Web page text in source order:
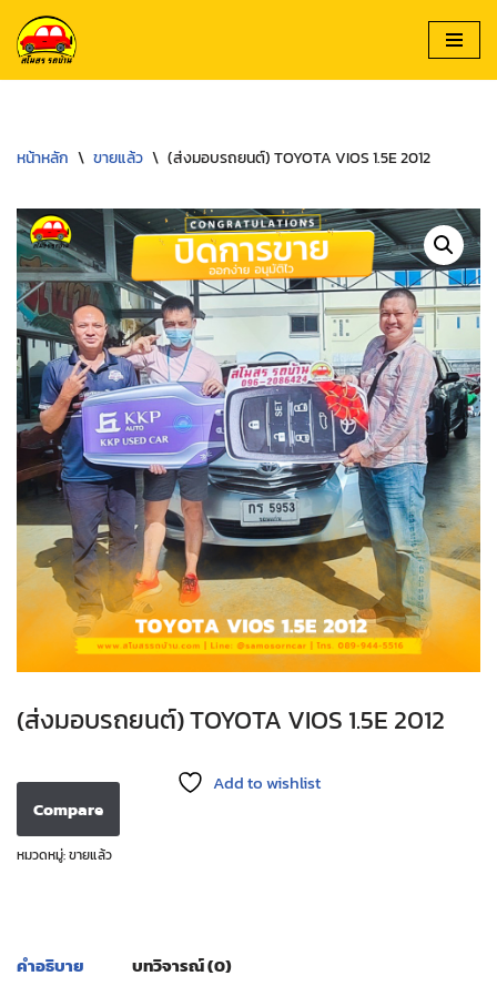
Skip
to
หน้าหลัก \ ขายแล้ว \ (ส่งมอบรถยนต์) TOYOTA VIOS 1.5E 2012
(ส่งมอบรถยนต์) TOYOTA VIOS 1.5E 2012
Add to wishlist
Compare
หมวดหมู่:ขายแล้ว
คำอธิบาย บทวิจารณ์ (0)